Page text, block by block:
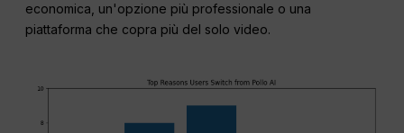
economica, un'opzione più professionale o una
piattaforma che copra più del solo video.